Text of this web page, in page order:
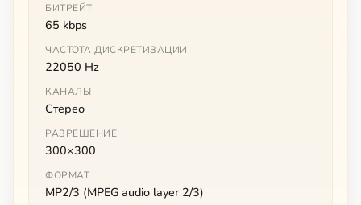
БИТРЕЙТ
65 kbps
ЧАСТОТА ДИСКРЕТИЗАЦИИ
22050 Hz
КАНАЛЫ
Стерео
РАЗРЕШЕНИЕ
300×300
ФОРМАТ
MP2/3 (MPEG audio layer 2/3)